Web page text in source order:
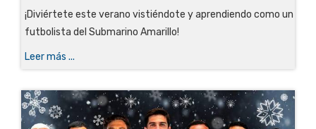
¡Diviértete este verano vistiéndote y aprendiendo como un
futbolista del Submarino Amarillo!
Leer más ...